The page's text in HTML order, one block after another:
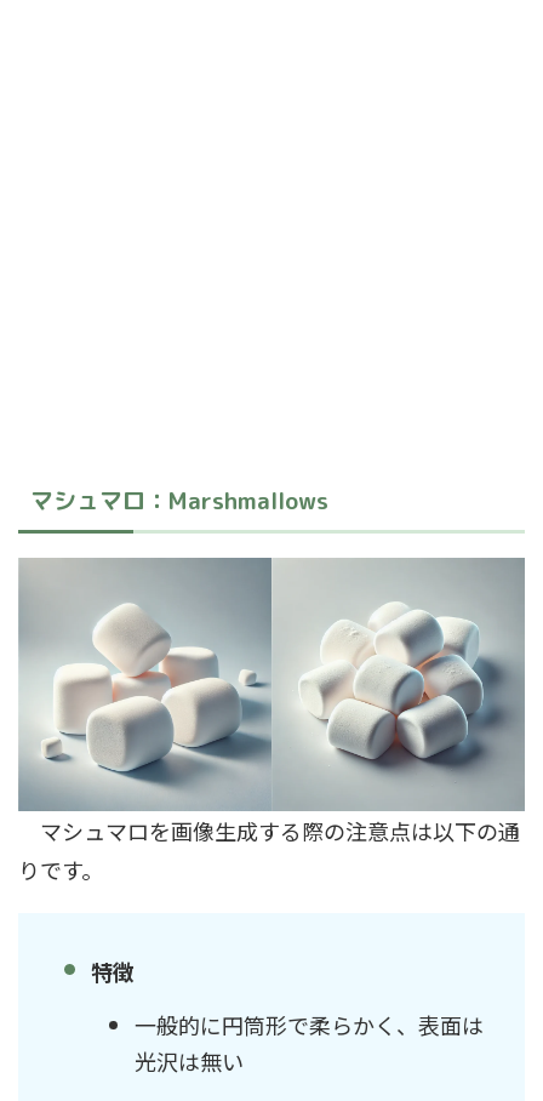
マシュマロ：Marshmallows
マシュマロを画像生成する際の注意点は以下の通
りです。
特徴
一般的に円筒形で柔らかく、表面は
光沢は無い